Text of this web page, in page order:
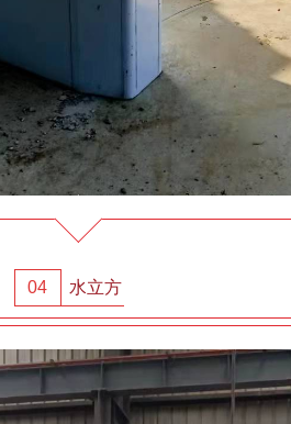
04 水立方